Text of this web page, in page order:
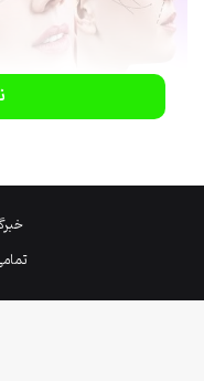
زیبایی لب ها می تواند
لب های باریک و یا خوش فرمی
اما امروزه برای از بین
وجود دارد که می تواند
می توانند لب های برجسته و